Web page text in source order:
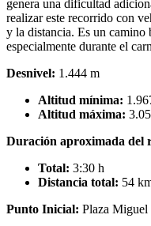
genera una dificultad
realizar este recorrido con
y la distancia. Es un camino
especialmente durante el
Desnivel: 1.444 m
Altitud mínima:
Altitud máxima:
Duración aproximada del
Total: 3:30 h
Distancia total: 54
Punto Inicial: Plaza Miguel